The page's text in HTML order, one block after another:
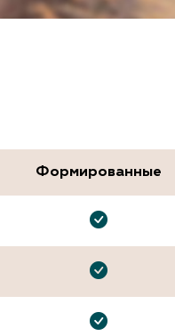
Формированные